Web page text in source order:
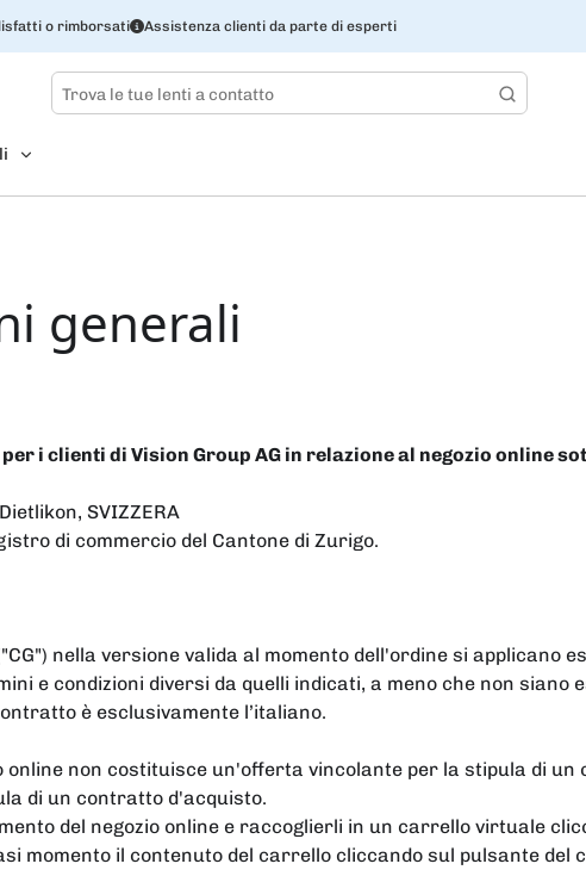
o rimborsati Assistenza clienti da parte di esperti
generali
i clienti di Vision Group AG in relazione al negozio online
SVIZZERA
di commercio del Cantone di Zurigo.
nella versione valida al momento dell'ordine si
e condizioni diversi da quelli indicati, a meno che non siano
è esclusivamente l’italiano.
online non costituisce un'offerta vincolante per la stipula di
di un contratto d'acquisto.
del negozio online e raccoglierli in un carrello virtuale
momento il contenuto del carrello cliccando sul pulsante del